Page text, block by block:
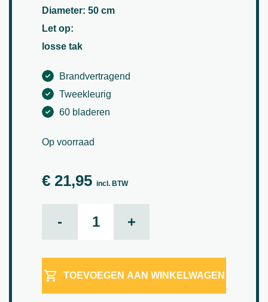
Diameter: 50 cm
Let op:
losse tak
Brandvertragend
Tweekleurig
60 bladeren
Op voorraad
€ 21,95 incl. BTW
- +
TOEVOEGEN AAN WINKELWAGEN